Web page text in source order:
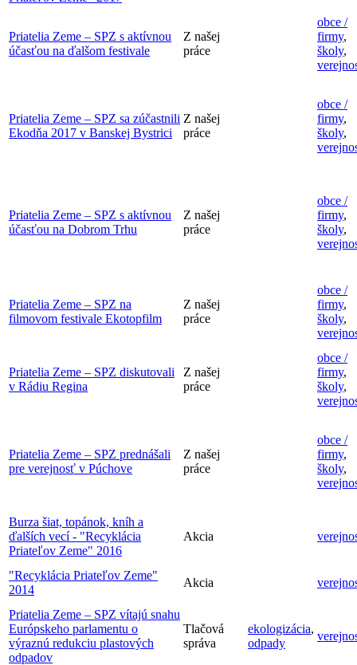
Priatelia Zeme – SPZ s aktívnou
účasťou na ďalšom festivale
Z našej
práce
obce /
firmy,
školy,
Priatelia Zeme – SPZ sa zúčastnili
Ekodňa 2017 v Banskej Bystrici
Z našej
práce
obce /
firmy,
školy,
Priatelia Zeme – SPZ s aktívnou
účasťou na Dobrom Trhu
Z našej
práce
obce /
firmy,
školy,
Priatelia Zeme – SPZ na
filmovom festivale Ekotopfilm
Z našej
práce
obce /
firmy,
školy,
Priatelia Zeme – SPZ diskutovali
v Rádiu Regina
Z našej
práce
obce /
firmy,
školy,
Priatelia Zeme – SPZ prednášali
pre verejnosť v Púchove
Z našej
práce
obce /
firmy,
školy,
Burza šiat, topánok, kníh a
ďalších vecí - "Recyklácia
Priateľov Zeme" 2016
Akcia
"Recyklácia Priateľov Zeme"
2014
Akcia
Priatelia Zeme – SPZ vítajú snahu
Európskeho parlamentu o
výraznú redukciu plastových
odpadov
Tlačová
správa
ekologizácia,
odpady